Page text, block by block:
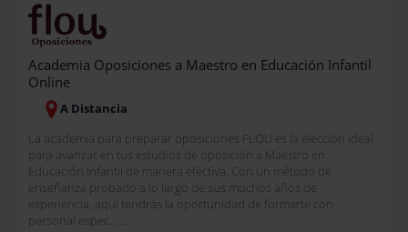
Academia Oposiciones a Maestro en Educación Infantil
Online
A Distancia
La academia para preparar oposiciones FLOU es la elección ideal
para avanzar en tus estudios de oposición a Maestro en
Educación Infantil de manera efectiva. Con un método de
enseñanza probado a lo largo de sus muchos años de
experiencia, aquí tendrás la oportunidad de formarte con
personal espec... ....